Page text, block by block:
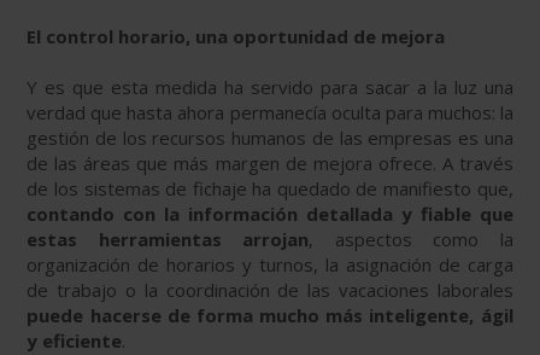
El control horario, una oportunidad de mejora
Y es que esta medida ha servido para sacar a la luz una
verdad que hasta ahora permanecía oculta para muchos: la
gestión de los recursos humanos de las empresas es una
de las áreas que más margen de mejora ofrece. A través
de los sistemas de fichaje ha quedado de manifiesto que,
contando con la información detallada y fiable que
estas herramientas arrojan, aspectos como la
organización de horarios y turnos, la asignación de carga
de trabajo o la coordinación de las vacaciones laborales
puede hacerse de forma mucho más inteligente, ágil
y eficiente.